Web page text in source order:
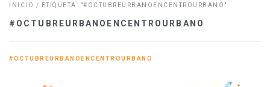
INICIO / ETIQUETA: "#OCTUBREURBANOENCENTROURBANO"
#OCTUBREURBANOENCENTROURBANO
#OCTUBREURBANOENCENTROURBANO